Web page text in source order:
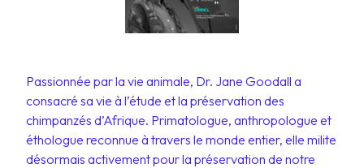
Passionnée par la vie animale, Dr. Jane Goodall a
consacré sa vie à l’étude et la préservation des
chimpanzés d’Afrique. Primatologue, anthropologue et
éthologue reconnue à travers le monde entier, elle milite
désormais activement pour la préservation de notre